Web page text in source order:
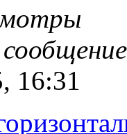
16:31